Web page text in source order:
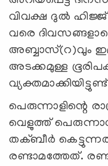
വിവക്ഷ ദുല്‍
വരെ
അബ്ബാസ്(റ)വും
അടക്കമുള്ള
പെരുന്നാളിന്റെ
വെളുത്ത്
തക്ബീര്‍
രണ്ടാമത്തേത്.